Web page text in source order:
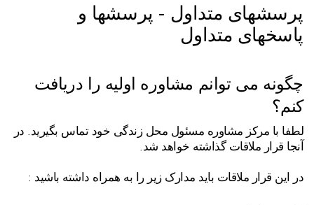
پرسشهای متداول - پرسشها و
پاسخهای متداول
چگونه می توانم مشاوره اولیه را دریافت
کنم؟
لطفا با مرکز مشاوره مسئول محل زندگی خود تماس بگیرید. در
آنجا قرار ملاقات گذاشته خواهد شد.
در این قرار ملاقات باید مدارک زیر را به همراه داشته باشید :